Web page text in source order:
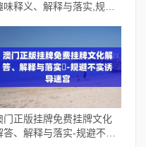
味释义、解释与落实​,规避
门正版挂牌免费挂牌文化
答、解释与落实​-规避不实